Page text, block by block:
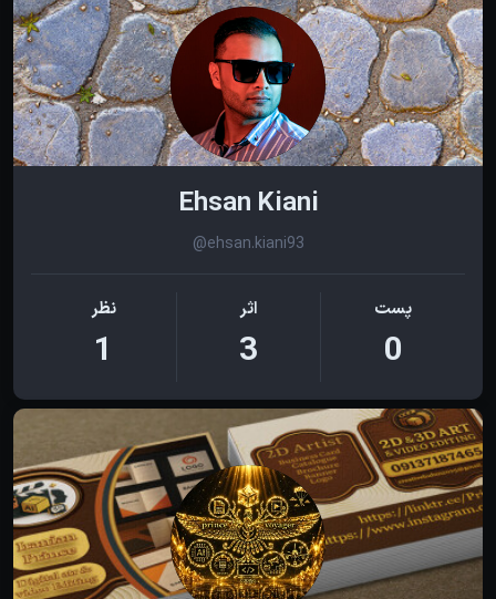
Ehsan Kiani
@ehsan.kiani93
پست
0
اثر
3
نظر
1